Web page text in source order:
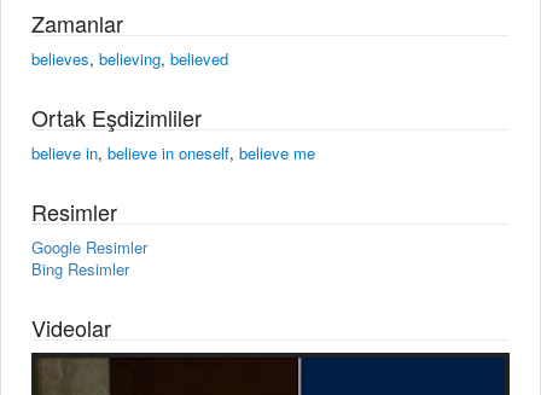
Zamanlar
believes, believing, believed
Ortak Eşdizimliler
believe in, believe in oneself, believe me
Resimler
Google Resimler
Bing Resimler
Videolar